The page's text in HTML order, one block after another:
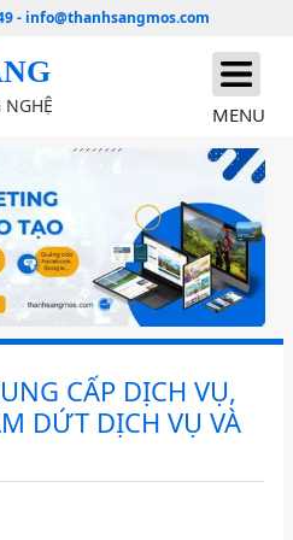
- info@thanhsangmos.com
NGHỆ MENU
CẤP DỊCH VỤ,
DỨT DỊCH VỤ VÀ